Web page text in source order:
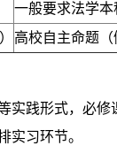
一般要求法学本
高校自主命题（
实践形式，必
实习环节。